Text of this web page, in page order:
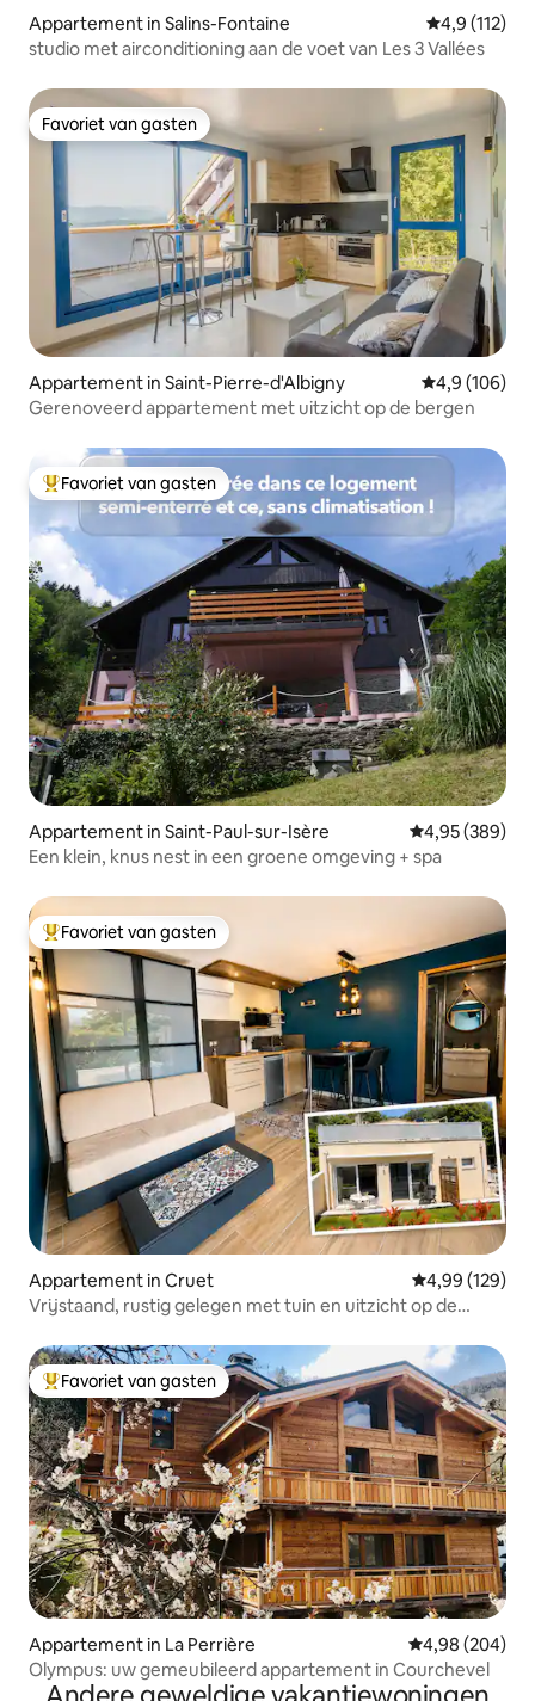
Appartement in Salins-Fontaine Gemiddelde
4,9 (112)
studio met airconditioning aan de voet van Les 3 Vallées
Favoriet van gasten
Favoriet van gasten
Appartement in Saint-Pierre-d'Albigny Gemiddelde
4,9 (106)
Gerenoveerd appartement met uitzicht op de bergen
Topfavoriet van gasten
Favoriet van gasten
Appartement in Saint-Paul-sur-Isère Gemiddelde
4,95 (389)
Een klein, knus nest in een groene omgeving + spa
Topfavoriet van gasten
Favoriet van gasten
Appartement in Cruet Gemiddelde
4,99 (129)
Vrijstaand, rustig gelegen met tuin en uitzicht op de
Topfavoriet van gasten
Favoriet van gasten
Appartement in La Perrière Gemiddelde
4,98 (204)
Olympus: uw gemeubileerd appartement in Courchevel